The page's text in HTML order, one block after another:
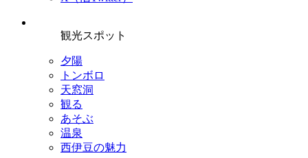
観光スポット
夕陽
トンボロ
天窓洞
観る
あそぶ
温泉
西伊豆の魅力